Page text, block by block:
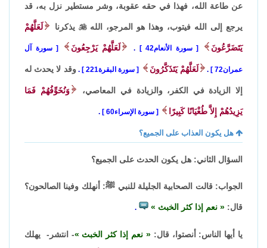
عن طاعة الله، فهذا في حقه عقوبة، وشر مستطير نزل به، قد
يرجع إلى الله فيتوب، وهذا هو المرجو، الله يذكرنا لَعَلَّهُمْ
يَتَضَرَّعُونَ سورة الأنعام42 . لَعَلَّهُمْ يَرْجِعُونَ سورة آل
عمران72 . لَعَلَّهُمْ يَتَذَكَّرُونَ سورة البقرة221 .وقد لا يحدث له
إلا الزيادة في الكفر، والزيادة في المعاصي، وَنُخَوِّفُهُمْ فَمَا
يَزِيدُهُمْ إِلاَّ طُغْيَانًا كَبِيرًا سورة الإسراء60 .
هل يكون العذاب على الجميع؟
السؤال الثاني: هل يكون الحدث على الجميع؟
الجواب: قالت الصحابية الجليلة للنبي ﷺ: أنهلك وفينا الصالحون؟
قال: نعم إذا كثر الخبث .
يا أيها الناس: أنصتوا، قال: نعم إذا كثر الخبث - انتشر- يهلك